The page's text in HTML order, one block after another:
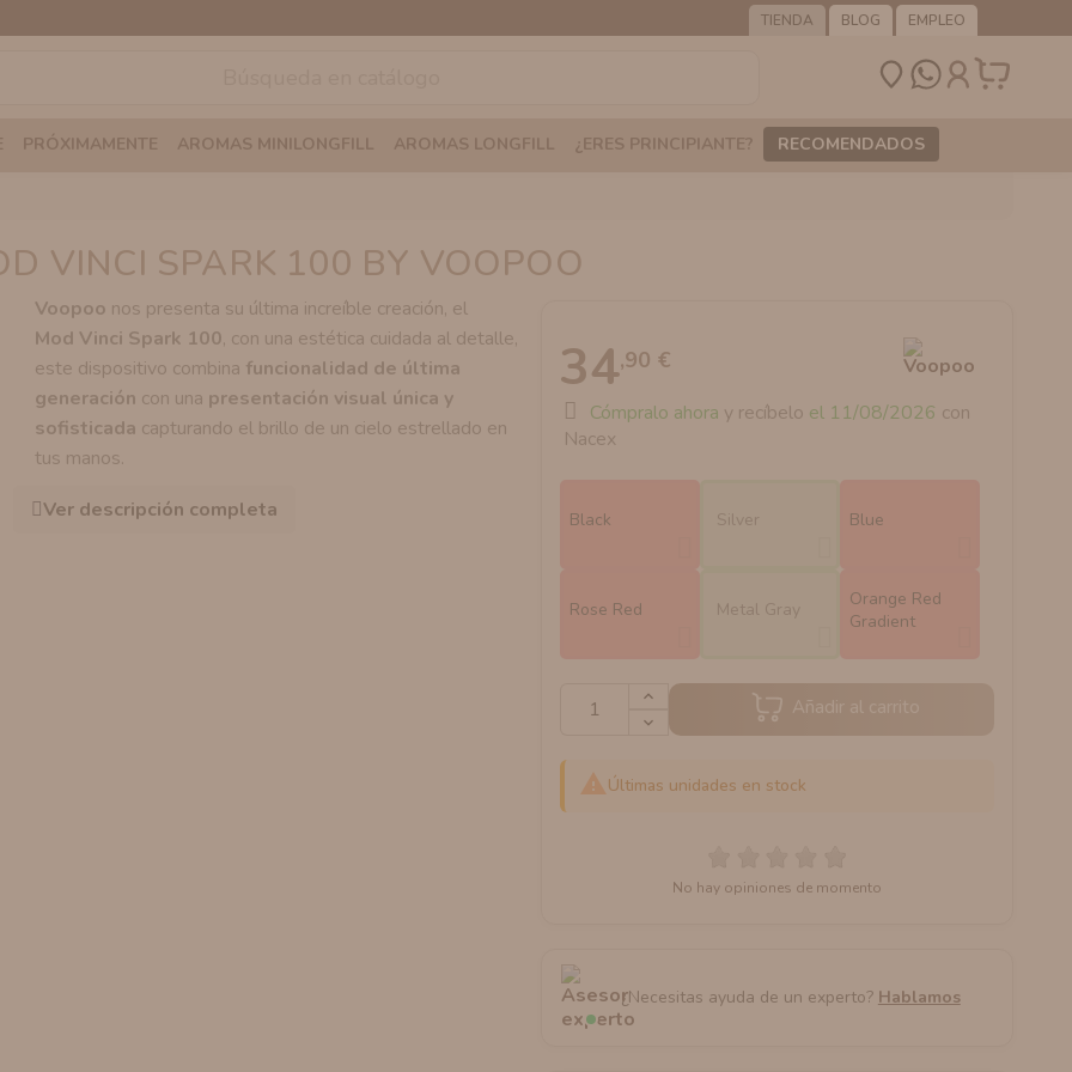
TIENDA BLOG EMPLEO
PRÓXIMAMENTE AROMAS MINILONGFILL AROMAS LONGFILL ¿ERES PRINCIPIANTE? RECOMENDADOS
VINCI SPARK 100 BY VOOPOO
Voopoo nos presenta su última increíble creación, el
Mod Vinci Spark 100, con una estética cuidada al detalle,
este dispositivo combina funcionalidad de última
generación con una presentación visual única y
sofisticada capturando el brillo de un cielo estrellado en
tus manos.
Ver descripción completa
34,90 €
Cómpralo ahora y recíbelo el 11/08/2026 con
Nacex
Black Silver Blue
Rose Red Metal Gray
Orange Red
Gradient
Añadir al carrito
 Últimas unidades en stock
No hay opiniones de momento
¿Necesitas ayuda de un experto? Hablamos